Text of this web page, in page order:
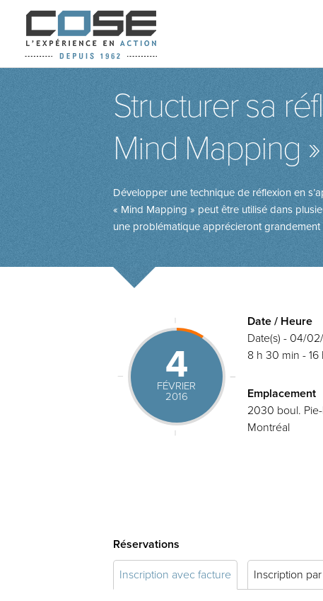
Structurer sa
Mind Mapping »
Développer une technique de réflexion en
« Mind Mapping » peut être utilisé dans
une problématique apprécieront
4
FÉVRIER
2016
Date / Heure
Date(s) - 04/
8 h 30 min -
Emplacement
2030 boul.
Montréal
Réservations
Inscription avec facture Inscription